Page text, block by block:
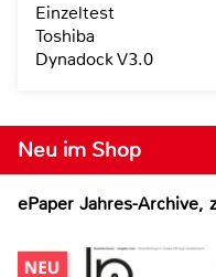
Neu im Shop
ePaper Jahres-Archive,
Einzeltest
Toshiba
Dynadock V3.0